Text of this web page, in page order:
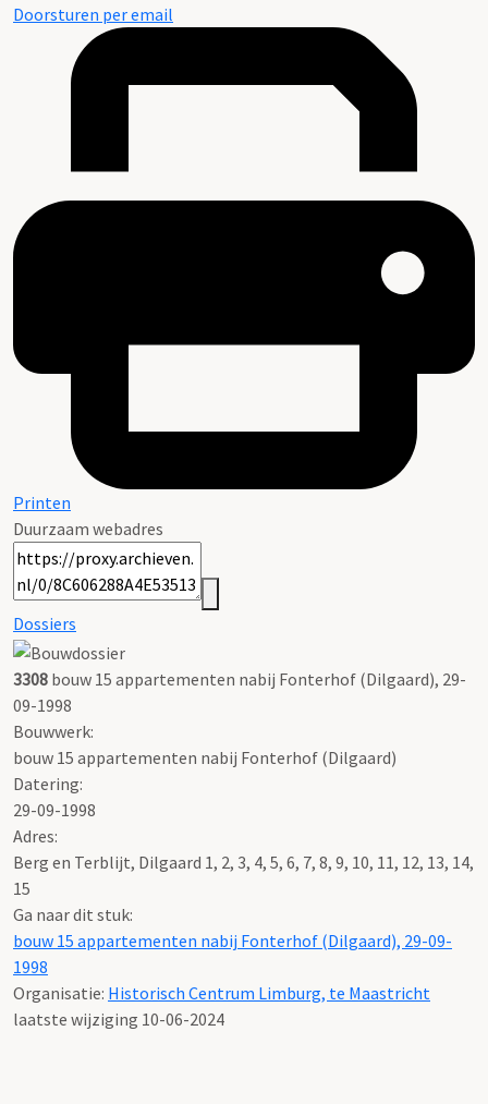
Doorsturen per email
Printen
Duurzaam webadres
Dossiers
3308 bouw 15 appartementen nabij Fonterhof (Dilgaard), 29-
09-1998
Bouwwerk:
bouw 15 appartementen nabij Fonterhof (Dilgaard)
Datering:
29-09-1998
Adres:
Berg en Terblijt, Dilgaard 1, 2, 3, 4, 5, 6, 7, 8, 9, 10, 11, 12, 13, 14,
15
Ga naar dit stuk:
bouw 15 appartementen nabij Fonterhof (Dilgaard), 29-09-
1998
Organisatie: Historisch Centrum Limburg, te Maastricht
laatste wijziging 10-06-2024